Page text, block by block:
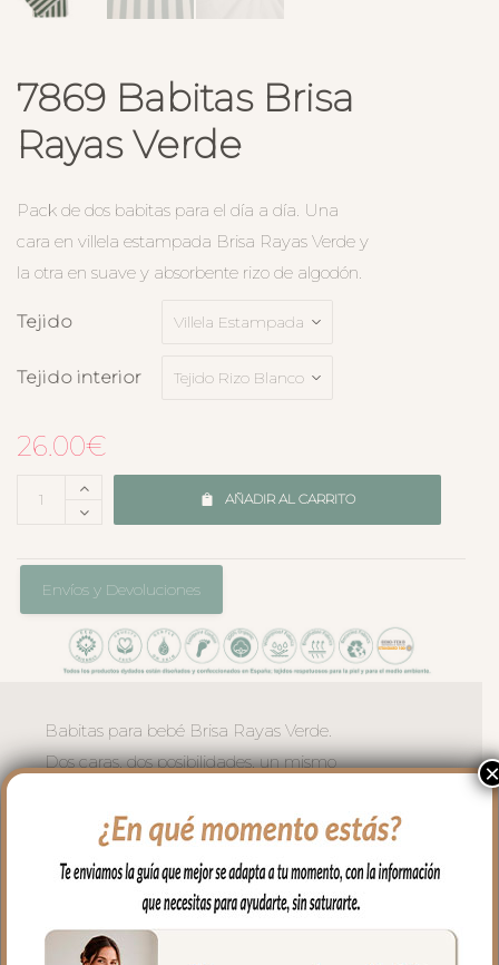
7869 Babitas Brisa
Rayas Verde
Pack de dos babitas para el día a día. Una
cara en villela estampada Brisa Rayas Verde y
la otra en suave y absorbente rizo de algodón.
Tejido
Tejido interior
26.00€
AÑADIR AL CARRITO
Envíos y Devoluciones
Babitas para bebé Brisa Rayas Verde.
Dos caras, dos posibilidades, un mismo
una cara en villela estampada para los
coordinado, y otra en suave y absorbente
rizo de algodón para los momentos más
activos.
×